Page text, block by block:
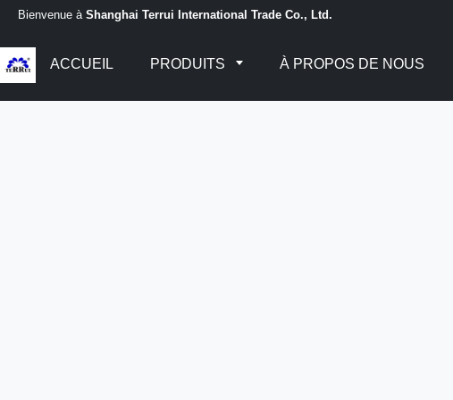
Bienvenue à Shanghai Terrui International Trade Co., Ltd.
ACCUEIL PRODUITS À PROPOS DE NOUS